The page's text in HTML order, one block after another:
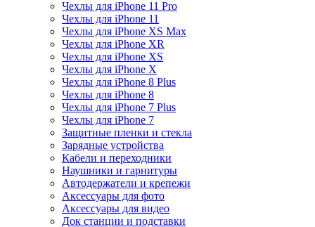
Чехлы для iPhone 11 Pro
Чехлы для iPhone 11
Чехлы для iPhone XS Max
Чехлы для iPhone XR
Чехлы для iPhone XS
Чехлы для iPhone X
Чехлы для iPhone 8 Plus
Чехлы для iPhone 8
Чехлы для iPhone 7 Plus
Чехлы для iPhone 7
Защитные пленки и стекла
Зарядные устройства
Кабели и переходники
Наушники и гарнитуры
Автодержатели и крепежи
Аксессуары для фото
Аксессуары для видео
Док станции и подставки